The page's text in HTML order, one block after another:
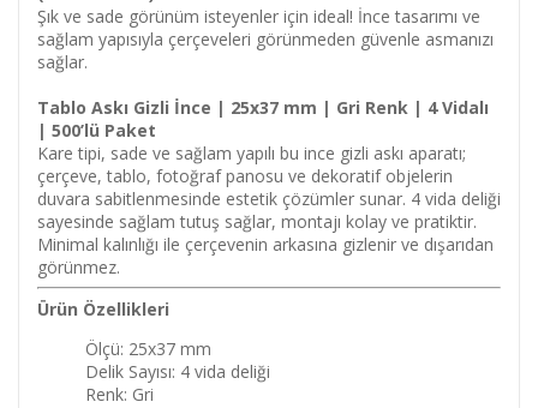
Şık ve sade görünüm isteyenler için ideal! İnce tasarımı ve
sağlam yapısıyla çerçeveleri görünmeden güvenle asmanızı
sağlar.
Tablo Askı Gizli İnce | 25x37 mm | Gri Renk | 4 Vidalı
| 500’lü Paket
Kare tipi, sade ve sağlam yapılı bu ince gizli askı aparatı;
çerçeve, tablo, fotoğraf panosu ve dekoratif objelerin
duvara sabitlenmesinde estetik çözümler sunar. 4 vida deliği
sayesinde sağlam tutuş sağlar, montajı kolay ve pratiktir.
Minimal kalınlığı ile çerçevenin arkasına gizlenir ve dışarıdan
görünmez.
Ürün Özellikleri
Ölçü: 25x37 mm
Delik Sayısı: 4 vida deliği
Renk: Gri